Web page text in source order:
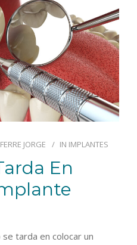
JORGE IN IMPLANTES
En
tarda en colocar un